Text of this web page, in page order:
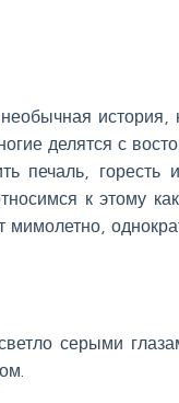
делятся с
печаль, горесть
к этому
мимолетно,
серыми